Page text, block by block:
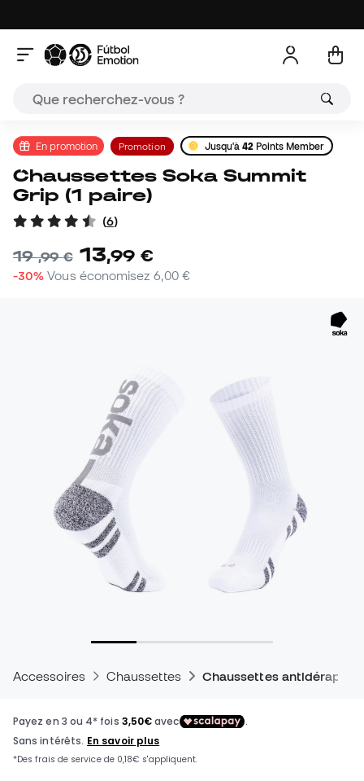
En promotion Promotion Jusqu'à42 Points Member
Chaussettes Soka Summit
Grip (1 paire)
(6)
19,99 € 13,99 €
-30% Vous économisez 6,00 €
Accessoires Chaussettes Chaussettes